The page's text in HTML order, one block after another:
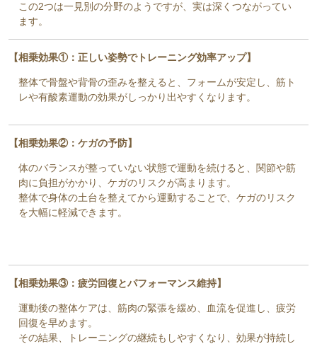
この2つは一見別の分野のようですが、実は深くつながってい
ます。
【相乗効果①：正しい姿勢でトレーニング効率アップ】
整体で骨盤や背骨の歪みを整えると、フォームが安定し、筋ト
レや有酸素運動の効果がしっかり出やすくなります。
【相乗効果②：ケガの予防】
体のバランスが整っていない状態で運動を続けると、関節や筋
肉に負担がかかり、ケガのリスクが高まります。
整体で身体の土台を整えてから運動することで、ケガのリスク
を大幅に軽減できます。
【相乗効果③：疲労回復とパフォーマンス維持】
運動後の整体ケアは、筋肉の緊張を緩め、血流を促進し、疲労
回復を早めます。
その結果、トレーニングの継続もしやすくなり、効果が持続し